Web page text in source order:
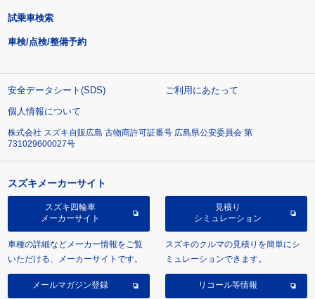
試乗車検索
車検/点検/整備予約
安全データシート(SDS)
ご利用にあたって
個人情報について
株式会社 スズキ自販広島 古物商許可証番号 広島県公安委員会 第
731029600027号
スズキメーカーサイト
スズキ四輪車
メーカーサイト
車種の詳細などメーカー情報をご覧
いただける、メーカーサイトです。
見積り
シミュレーション
スズキのクルマの見積りを簡単にシ
ミュレーションできます。
メールマガジン登録 リコール等情報